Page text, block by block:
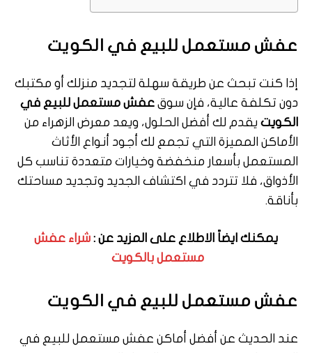
عفش مستعمل للبيع في الكويت
إذا كنت تبحث عن طريقة سهلة لتجديد منزلك أو مكتبك
دون تكلفة عالية، فإن سوق عفش مستعمل للبيع في
الكويت يقدم لك أفضل الحلول، ويعد معرض الزهراء من
الأماكن المميزة التي تجمع لك أجود أنواع الأثاث
المستعمل بأسعار منخفضة وخيارات متعددة تناسب كل
الأذواق، فلا تتردد في اكتشاف الجديد وتجديد مساحتك
بأناقة.
يمكنك ايضاً الاطلاع على المزيد عن : شراء عفش
مستعمل بالكويت
عفش مستعمل للبيع في الكويت
عند الحديث عن أفضل أماكن عفش مستعمل للبيع في